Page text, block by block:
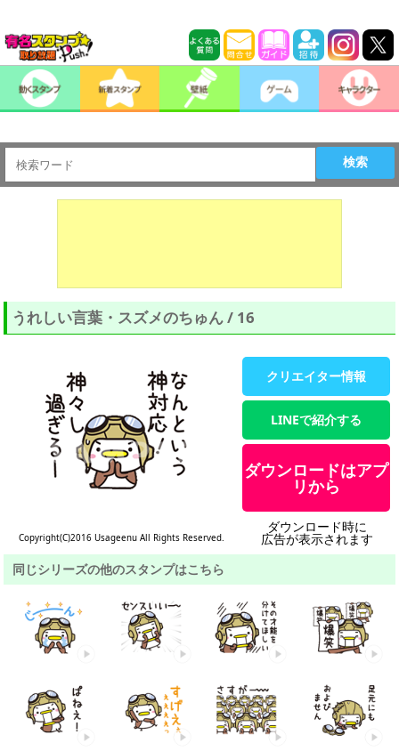
検索
うれしい言葉・スズメのちゅん / 16
Copyright(C)2016 Usageenu All Rights Reserved.
クリエイター情報
LINEで紹介する
ダウンロードはアプ
リから
ダウンロード時に
広告が表示されます
同じシリーズの他のスタンプはこちら